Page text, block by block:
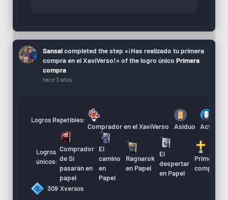
Sansalcompleted the step «¡Has realizado tu primera
compra en el XaviVerso!» of the logro únicoPrimera
compra
hace 3 años
309 Xversos
Logros Repetibles:
Comprador en el XaviVerso Asiduo
Logros
únicos:
Comprador
de Sí
pasarán en
papel
El
camino
en
Papel
Ragnarok
en Papel
El
despertar
en Papel
Primera
compra